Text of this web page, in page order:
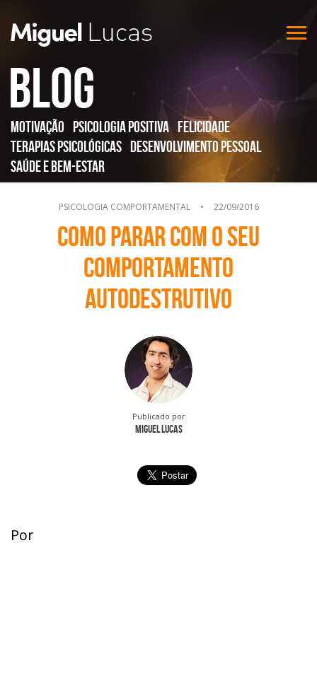
Blog
Motivação Psicologia Positiva Felicidade
Terapias Psicológicas Desenvolvimento Pessoal
Saúde e Bem-Estar
PSICOLOGIA COMPORTAMENTAL • 22/09/2016
Como parar com o seu
comportamento
autodestrutivo
Publicado por
Miguel Lucas
Por